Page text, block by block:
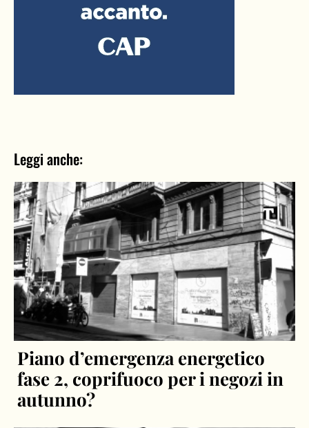
Leggi anche:
Piano d’emergenza energetico
fase 2, coprifuoco per i negozi in
autunno?